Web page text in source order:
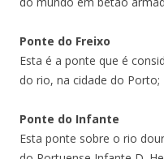
Ponte do Freixo
Esta é a ponte que é
do rio, na cidade do Porto;
Ponte do Infante
Esta ponte sobre o rio